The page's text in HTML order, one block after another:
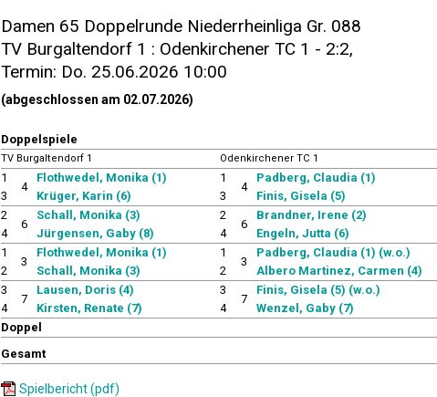
Damen 65 Doppelrunde Niederrheinliga Gr. 088
TV Burgaltendorf 1 : Odenkirchener TC 1 - 2:2,
Termin: Do. 25.06.2026 10:00
(abgeschlossen am 02.07.2026)
Doppelspiele
TV Burgaltendorf 1 Odenkirchener TC 1
1
3
4
Flothwedel, Monika (1)
Krüger, Karin (6)
1
3
4
Padberg, Claudia (1)
Finis, Gisela (5)
2
4
6
Schall, Monika (3)
Jürgensen, Gaby (8)
2
4
6
Brandner, Irene (2)
Engeln, Jutta (6)
1
2
3
Flothwedel, Monika (1)
Schall, Monika (3)
1
2
3
Padberg, Claudia (1) (w.o.)
Albero Martinez, Carmen (4)
3
4
7
Lausen, Doris (4)
Kirsten, Renate (7)
3
4
7
Finis, Gisela (5) (w.o.)
Wenzel, Gaby (7)
Doppel
Gesamt
Spielbericht (pdf)